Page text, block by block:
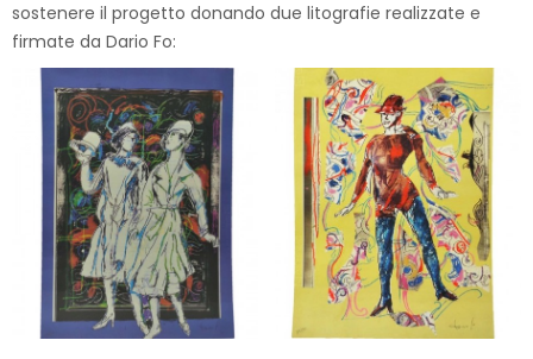
sostenere il progetto donando due litografie realizzate e
firmate da Dario Fo: